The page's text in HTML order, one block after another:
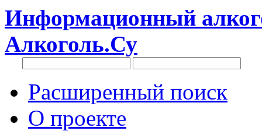
Информационный
Алкоголь.Су
Расширенный поиск
О проекте